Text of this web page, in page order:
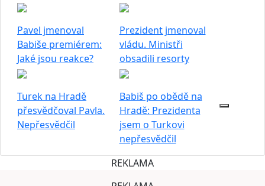
Pavel jmenoval
Babiše premiérem:
Jaké jsou reakce?
Prezident jmenoval
vládu. Ministři
obsadili resorty
Turek na Hradě
přesvědčoval Pavla.
Nepřesvědčil
Babiš po obědě na
Hradě: Prezidenta
jsem o Turkovi
nepřesvědčil
REKLAMA